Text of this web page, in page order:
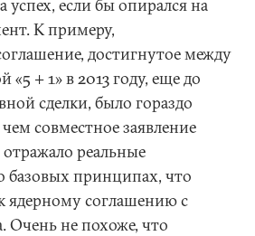
если бы опирался на
К примеру,
достигнутое между
+ 1» в 2013 году, еще до
сделки, было гораздо
совместное заявление
реальные
базовых принципах, что
ядерному соглашению с
Очень не похоже, что